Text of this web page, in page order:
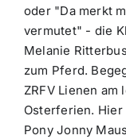
oder "Da merkt
vermutet" - die
Melanie
zum Pferd.
ZRFV Lienen
Osterferien.
Pony Jonny